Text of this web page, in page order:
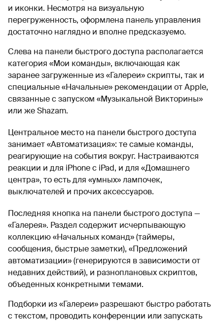
и иконки. Несмотря на визуальную
перегруженность, оформлена панель управления
достаточно наглядно и вполне предсказуемо.
Слева на панели быстрого доступа располагается
категория «Мои команды», включающая как
заранее загруженные из «Галереи» скрипты, так и
специальные «Начальные» рекомендации от Apple,
связанные с запуском «Музыкальной Викторины»
или же Shazam.
Центральное место на панели быстрого доступа
занимает «Автоматизация»: те самые команды,
реагирующие на события вокруг. Настраиваются
реакции и для iPhone с iPad, и для «Домашнего
центра», то есть для «умных» лампочек,
выключателей и прочих аксессуаров.
Последняя кнопка на панели быстрого доступа —
«Галерея». Раздел содержит исчерпывающую
коллекцию «Начальных команд» (таймеры,
сообщения, быстрые заметки), «Предложений
автоматизации» (генерируются в зависимости от
недавних действий), и разноплановых скриптов,
объеденных конкретными темами.
Подборки из «Галереи» разрешают быстро работать
с текстом, проводить конференции или запускать